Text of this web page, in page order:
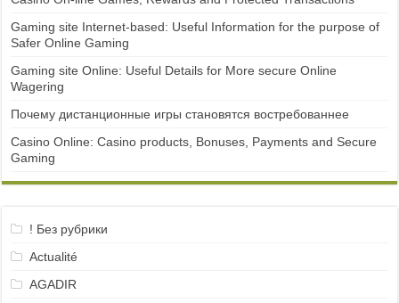
Gaming site Internet-based: Useful Information for the purpose of
Safer Online Gaming
Gaming site Online: Useful Details for More secure Online
Wagering
Почему дистанционные игры становятся востребованнее
Casino Online: Casino products, Bonuses, Payments and Secure
Gaming
! Без рубрики
Actualité
AGADIR